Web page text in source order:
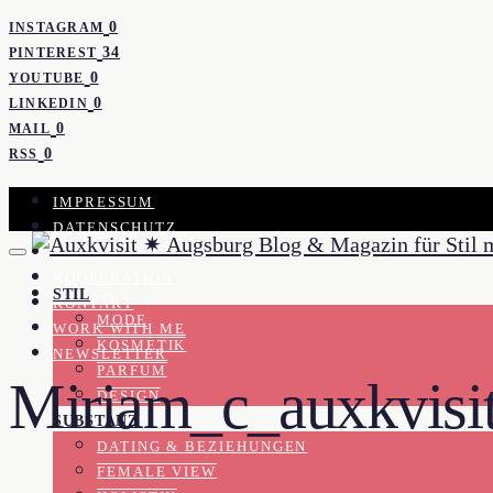
INSTAGRAM 0
PINTEREST 34
YOUTUBE 0
LINKEDIN 0
MAIL 0
RSS 0
IMPRESSUM
DATENSCHUTZ
PRESSE
KONTAKT
WORK WITH ME
NEWSLETTER
STIL
MODE
KOSMETIK
PARFUM
DESIGN
SUBSTANZ
DATING & BEZIEHUNGEN
FEMALE VIEW